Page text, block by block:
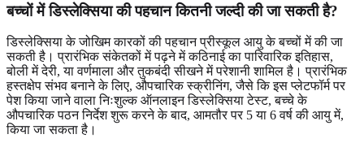
बच्चों में डिस्लेक्सिया की पहचान कितनी जल्दी की जा सकती है?
डिस्लेक्सिया के जोखिम कारकों की पहचान प्रीस्कूल आयु के बच्चों में की जा
सकती है। प्रारंभिक संकेतकों में पढ़ने में कठिनाई का पारिवारिक इतिहास,
बोली में देरी, या वर्णमाला और तुकबंदी सीखने में परेशानी शामिल है। प्रारंभिक
हस्तक्षेप संभव बनाने के लिए, औपचारिक स्क्रीनिंग, जैसे कि इस प्लेटफॉर्म पर
पेश किया जाने वाला निःशुल्क ऑनलाइन डिस्लेक्सिया टेस्ट, बच्चे के
औपचारिक पठन निर्देश शुरू करने के बाद, आमतौर पर 5 या 6 वर्ष की आयु में,
किया जा सकता है।